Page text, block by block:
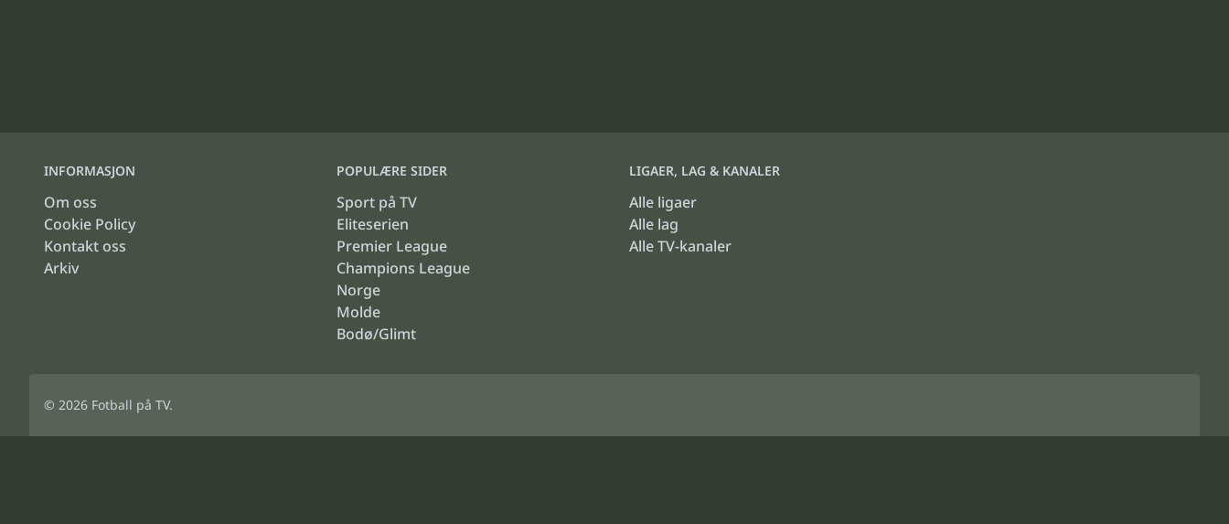
INFORMASJON
Om oss
Cookie Policy
Kontakt oss
Arkiv
POPULÆRE SIDER
Sport på TV
Eliteserien
Premier League
Champions League
Norge
Molde
Bodø/Glimt
LIGAER, LAG & KANALER
Alle ligaer
Alle lag
Alle TV-kanaler
© 2026 Fotball på TV.